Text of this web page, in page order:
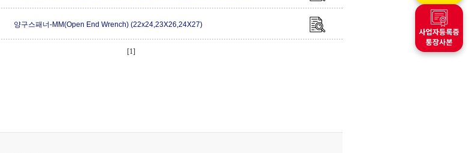
양구스패너-MM(Open End Wrench) (22x24,23X26,24X27)
[1]